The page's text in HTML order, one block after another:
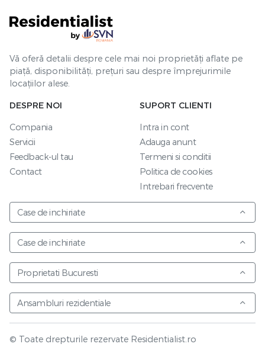
Vă oferă detalii despre cele mai noi proprietăți aflate pe
piață, disponibilități, prețuri sau despre împrejurimile
locațiilor alese.
DESPRE NOI
Compania
Servicii
Feedback-ul tau
Contact
SUPORT CLIENTI
Intra in cont
Adauga anunt
Termeni si conditii
Politica de cookies
Intrebari frecvente
Case de inchiriate
Case de inchiriate
Proprietati Bucuresti
Ansambluri rezidentiale
© Toate drepturile rezervate Residentialist.ro